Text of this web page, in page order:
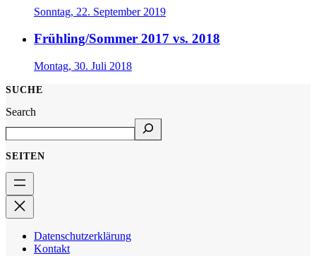
Sonntag, 22. September 2019
Frühling/Sommer 2017 vs. 2018
Montag, 30. Juli 2018
SUCHE
Search
SEITEN
Datenschutzerklärung
Kontakt